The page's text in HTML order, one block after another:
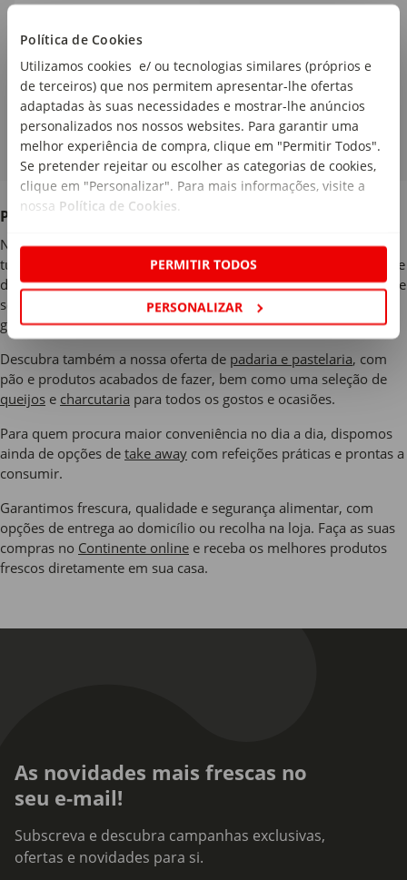
Política de Cookies
Utilizamos cookies e/ ou tecnologias similares (próprios e
de terceiros) que nos permitem apresentar-lhe ofertas
adaptadas às suas necessidades e mostrar-lhe anúncios
personalizados nos nossos websites. Para garantir uma
melhor experiência de compra, clique em "Permitir Todos".
Se pretender rejeitar ou escolher as categorias de cookies,
clique em "Personalizar". Para mais informações, visite a
nossa Política de Cookies.
PERMITIR TODOS
PERSONALIZAR
PVPR2,19€
1,75€
9,72€/kg
Produtos Frescos no Continente Online
Na secção de produtos frescos do Continente Online encontra
tudo o que precisa para fazer refeições saborosas, equilibradas e
de qualidade. Explore o nossotalhocom carnes cuidadosamente
selecionadas, a peixaria compeixe e marisco fresco
grande variedade defrutaselegumesfrescos e da época.
Descubra também a nossa oferta de padaria e pastelaria, com
pão e produtos acabados de fazer, bem como uma seleção de
queijos e charcutaria para todos os gostos e ocasiões.
Para quem procura maior conveniência no dia a dia, dispomos
ainda de opções de take away com refeições práticas e prontas a
consumir.
Garantimos frescura, qualidade e segurança alimentar, com
opções de entrega ao domicílio ou recolha na loja. Faça as suas
compras no Continente online e receba os melhores produtos
frescos diretamente em sua casa.
As novidades mais frescas no
seu e-mail!
Subscreva e descubra campanhas exclusivas,
ofertas e novidades para si.